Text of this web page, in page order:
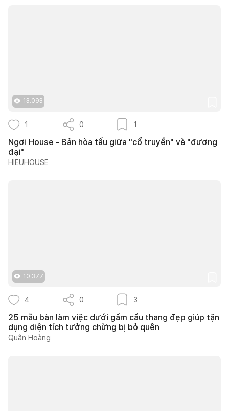
13.093
1 0 1
Ngơi House - Bản hòa tấu giữa "cổ truyền" và "đương
đại"
HIEUHOUSE
10.377
4 0 3
25 mẫu bàn làm việc dưới gầm cầu thang đẹp giúp tận
dụng diện tích tưởng chừng bị bỏ quên
Quân Hoàng